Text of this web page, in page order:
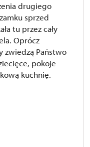
– 15.00
– 15.00
– 15.00
– 15.00
drugiego
sprzed
tu przez cały
Oprócz
zwiedzą Państwo
pokoje
kuchnię.